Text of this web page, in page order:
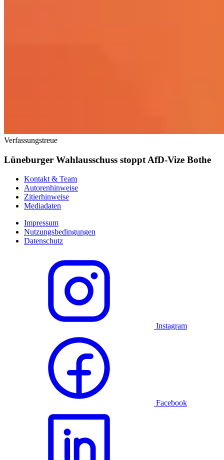
Verfassungstreue
Lüneburger Wahlausschuss stoppt AfD-Vize Bothe
Kontakt & Team
Autorenhinweise
Zitierhinweise
Mediadaten
Impressum
Nutzungsbedingungen
Datenschutz
Instagram
Facebook